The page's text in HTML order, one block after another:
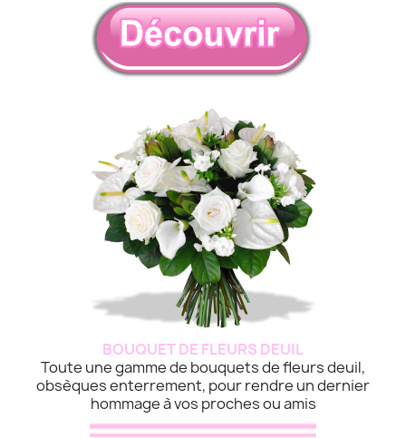
BOUQUET DE FLEURS DEUIL
Toute une gamme de bouquets de fleurs deuil,
obsèques enterrement, pour rendre un dernier
hommage à vos proches ou amis